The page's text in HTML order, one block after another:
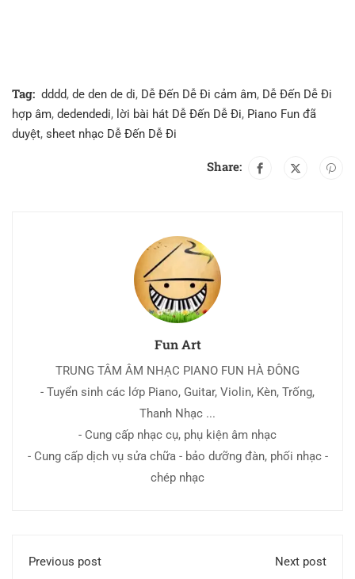
Tag: dddd, de den de di, Dễ Đến Dễ Đi cảm âm, Dễ Đến Dễ Đi
hợp âm, dedendedi, lời bài hát Dễ Đến Dễ Đi, Piano Fun đã
duyệt, sheet nhạc Dễ Đến Dễ Đi
Share:
Fun Art
TRUNG TÂM ÂM NHẠC PIANO FUN HÀ ĐÔNG
- Tuyển sinh các lớp Piano, Guitar, Violin, Kèn, Trống,
Thanh Nhạc ...
- Cung cấp nhạc cụ, phụ kiện âm nhạc
- Cung cấp dịch vụ sửa chữa - bảo dưỡng đàn, phối nhạc -
chép nhạc
Previous post Next post